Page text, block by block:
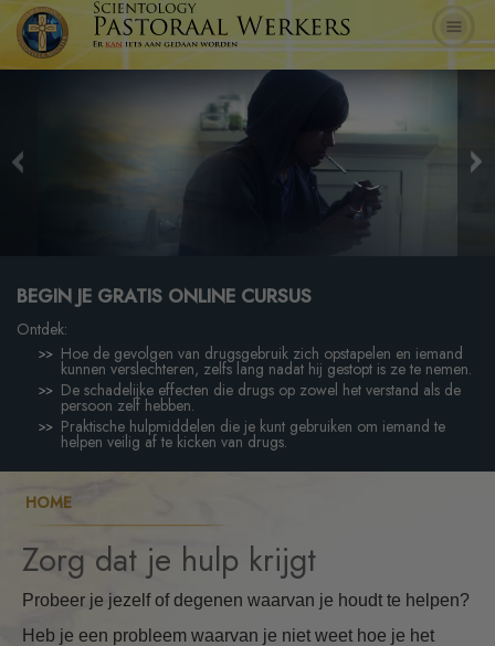
BEGIN JE GRATIS ONLINE CURSUS
Ontdek:
Hoe de gevolgen van drugsgebruik zich opstapelen en iemand
kunnen verslechteren, zelfs lang nadat hij gestopt is ze te nemen.
De schadelijke effecten die drugs op zowel het verstand als de
persoon zelf hebben.
Praktische hulpmiddelen die je kunt gebruiken om iemand te
helpen veilig af te kicken van drugs.
HOME
Zorg dat je hulp krijgt
Probeer je jezelf of degenen waarvan je houdt te helpen?
Heb je een probleem waarvan je niet weet hoe je het